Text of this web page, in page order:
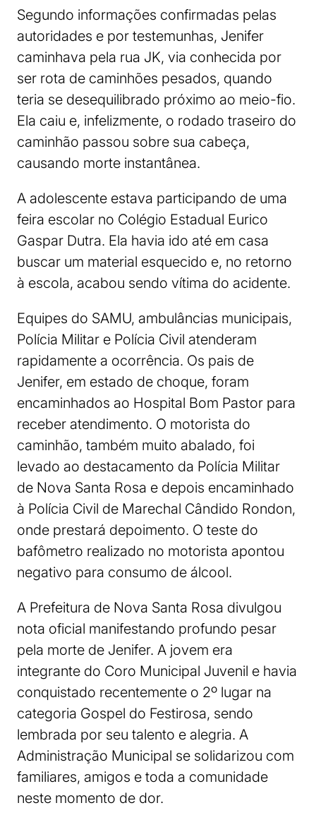
Segundo informações confirmadas pelas
autoridades e por testemunhas, Jenifer
caminhava pela rua JK, via conhecida por
ser rota de caminhões pesados, quando
teria se desequilibrado próximo ao meio-fio.
Ela caiu e, infelizmente, o rodado traseiro do
caminhão passou sobre sua cabeça,
causando morte instantânea.
A adolescente estava participando de uma
feira escolar no Colégio Estadual Eurico
Gaspar Dutra. Ela havia ido até em casa
buscar um material esquecido e, no retorno
à escola, acabou sendo vítima do acidente.
Equipes do SAMU, ambulâncias municipais,
Polícia Militar e Polícia Civil atenderam
rapidamente a ocorrência. Os pais de
Jenifer, em estado de choque, foram
encaminhados ao Hospital Bom Pastor para
receber atendimento. O motorista do
caminhão, também muito abalado, foi
levado ao destacamento da Polícia Militar
de Nova Santa Rosa e depois encaminhado
à Polícia Civil de Marechal Cândido Rondon,
onde prestará depoimento. O teste do
bafômetro realizado no motorista apontou
negativo para consumo de álcool.
A Prefeitura de Nova Santa Rosa divulgou
nota oficial manifestando profundo pesar
pela morte de Jenifer. A jovem era
integrante do Coro Municipal Juvenil e havia
conquistado recentemente o 2º lugar na
categoria Gospel do Festirosa, sendo
lembrada por seu talento e alegria. A
Administração Municipal se solidarizou com
familiares, amigos e toda a comunidade
neste momento de dor.